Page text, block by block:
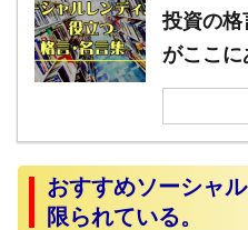
投資の格
がここに
おすすめソーシャ
限られている。